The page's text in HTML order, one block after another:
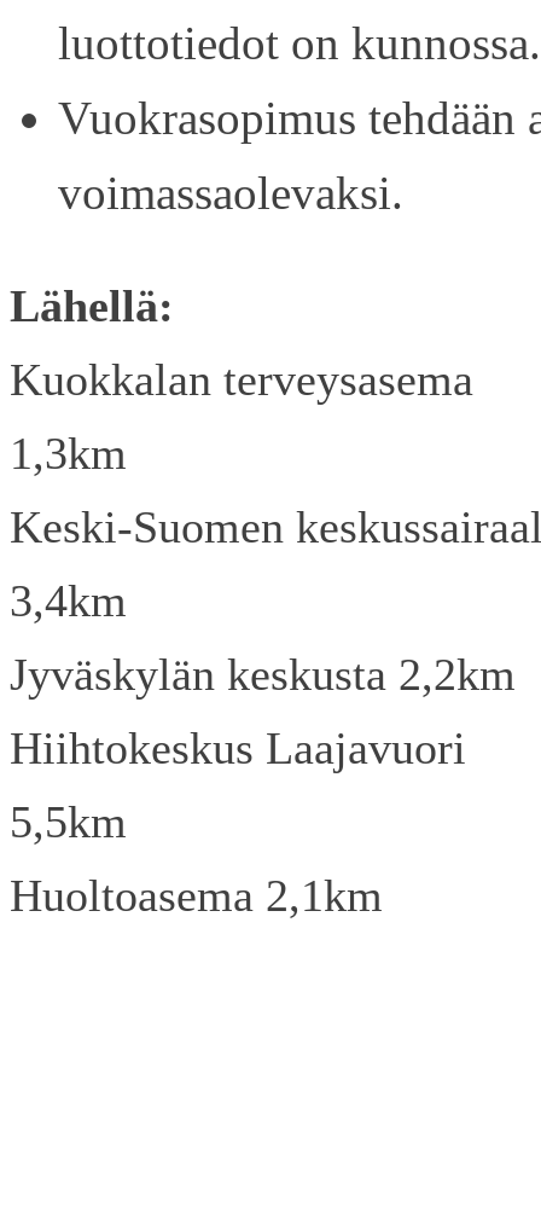
luottotiedot on kunnossa.
Vuokrasopimus tehdään
voimassaolevaksi.
Lähellä:
Kuokkalan terveysasema
1,3km
Keski-Suomen
3,4km
Jyväskylän keskusta 2,2km
Hiihtokeskus Laajavuori
5,5km
Huoltoasema 2,1km